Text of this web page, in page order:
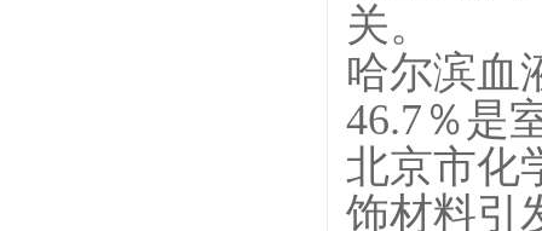
关。
哈尔滨血
46.7 ％是
北京市化
饰材料引